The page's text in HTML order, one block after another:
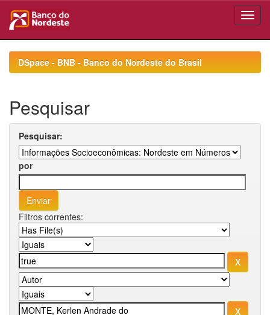
navigationDSpace - BNB - Banco do Nordeste do Brasil
Pesquisar
Pesquisar:
por
Filtros correntes: